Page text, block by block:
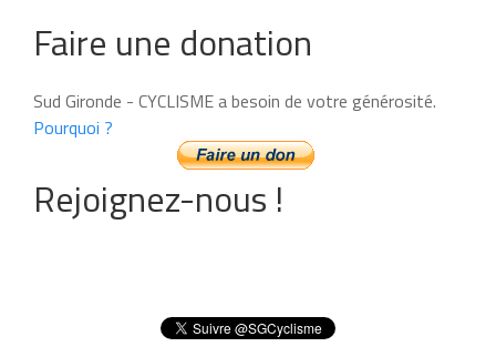
Faire une donation
Sud Gironde - CYCLISME a besoin de votre générosité.
Pourquoi ?
Rejoignez-nous !